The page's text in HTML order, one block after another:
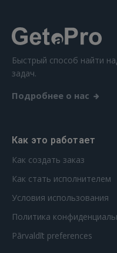
Ещё не
Быстрый способ найти
задач.
Подробнее о нас
Как это работает
Как создать заказ
Как стать исполнителем
Условия использования
Политика
Pārvaldīt preferences